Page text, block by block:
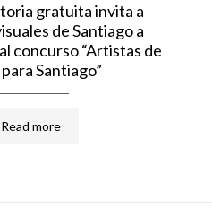
gratuita invita a
de Santiago a
concurso “Artistas de
Santiago”
Read more